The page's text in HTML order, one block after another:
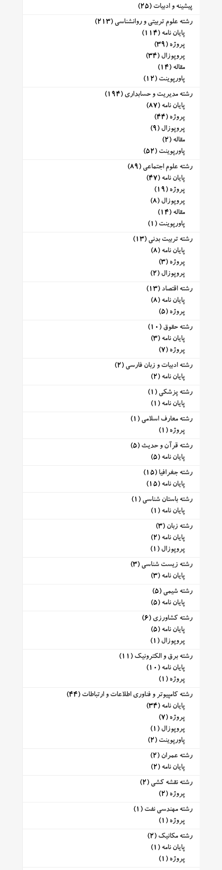
پیشینه و ادبیات (25)
رشته علوم تربیتی و روانشناسی (213)
پایان نامه (114)
پروژه (39)
پروپوزال (34)
مقاله (14)
پاورپوینت (12)
رشته مدیریت و حسابداری (194)
پایان نامه (87)
پروژه (44)
پروپوزال (9)
مقاله (2)
پاورپوینت (52)
رشته علوم اجتماعی (89)
پایان نامه (47)
پروژه (19)
پروپوزال (8)
مقاله (14)
پاورپوینت (1)
رشته تربیت بدنی (13)
پایان نامه (8)
پروژه (3)
پروپوزال (2)
رشته اقتصاد (13)
پایان نامه (8)
پروژه (5)
رشته حقوق (10)
پایان نامه (3)
پروژه (7)
رشته ادبیات و زبان فارسی (2)
پایان نامه (2)
رشته پزشکی (1)
پایان نامه (1)
رشته معارف اسلامی (1)
پروژه (1)
رشته قرآن و حدیث (5)
پایان نامه (5)
رشته جغرافیا (15)
پایان نامه (15)
رشته باستان شناسی (1)
پایان نامه (1)
رشته زبان (3)
پایان نامه (2)
پروپوزال (1)
رشته زیست شناسی (3)
پایان نامه (3)
رشته شیمی (5)
پایان نامه (5)
رشته کشاورزی (6)
پایان نامه (5)
پروپوزال (1)
رشته برق و الکترونیک (11)
پایان نامه (10)
پروژه (1)
رشته کامپیوتر و فناوری اطلاعات و ارتباطات (44)
پایان نامه (34)
پروژه (7)
پروپوزال (1)
پاورپوینت (2)
رشته عمران (2)
پایان نامه (2)
رشته نقشه کشی (2)
پروژه (2)
رشته مهندسی نفت (1)
پروژه (1)
رشته مکانیک (2)
پایان نامه (1)
پروژه (1)